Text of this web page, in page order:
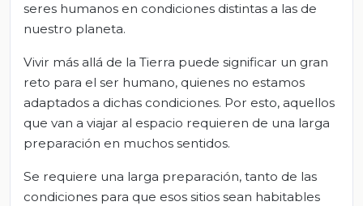
seres humanos en condiciones distintas a las de
nuestro planeta.
Vivir más allá de la Tierra puede significar un gran
reto para el ser humano, quienes no estamos
adaptados a dichas condiciones. Por esto, aquellos
que van a viajar al espacio requieren de una larga
preparación en muchos sentidos.
Se requiere una larga preparación, tanto de las
condiciones para que esos sitios sean habitables